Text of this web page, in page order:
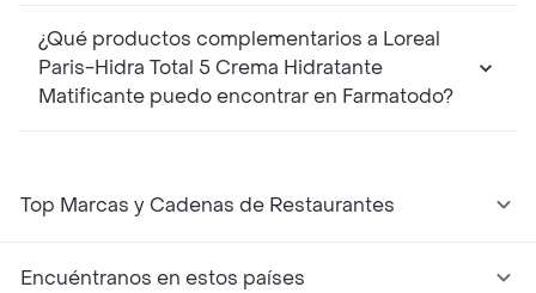
¿Qué productos complementarios a Loreal
Paris-Hidra Total 5 Crema Hidratante
Matificante puedo encontrar en Farmatodo?
Top Marcas y Cadenas de Restaurantes
Encuéntranos en estos países